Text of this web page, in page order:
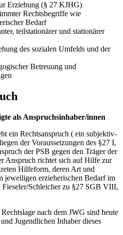
Erziehung (§ 27 KJHG)
Rechtsbegriffe wie
Bedarf
teilstationärer und stationärer
des sozialen Umfelds und der
Betreuung und
als Anspruchsinhaber/innen
ein Rechtsanspruch ( ein subjektiv-
der Voraussetzungen des §27 I,
der PSB gegen den Träger der
Anspruch richtet sich auf Hilfe zur
Hilfeform, deren Art und
jeweiligen erzieherischen Bedarf im
Schleicher zu §27 SGB VIII,
nach dem JWG sind heute
Jugendlichen Inhaber dieses